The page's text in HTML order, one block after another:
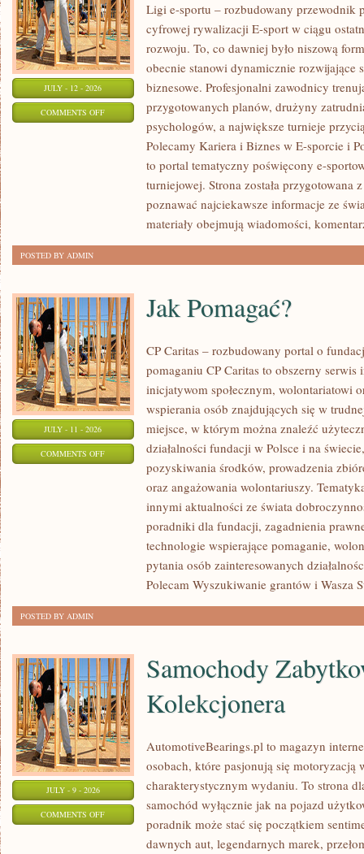
JULY - 12 - 2026
COMMENTS OFFON
LIGIESPORTU
Ligi e-sportu – rozbudowany przewodnik
cyfrowej rywalizacji E-sport w ciągu
rozwoju. To, co dawniej było niszową
obecnie stanowi dynamicznie rozwijające
biznesowe. Profesjonalni zawodnicy
przygotowanych planów, drużyny
psychologów, a największe turnieje
Polecamy Kariera i Biznes w E-sporcie i
to portal tematyczny poświęcony e-
turniejowej. Strona została przygotowana
poznawać najciekawsze informacje ze
materiały obejmują wiadomości,
POSTED BY ADMIN
JULY - 11 - 2026
COMMENTS OFFON
POMAGAĆ?
Jak Pomagać?
CP Caritas – rozbudowany portal o
pomaganiu CP Caritas to obszerny
inicjatywom społecznym, wolontariatowi
wspierania osób znajdujących się w
miejsce, w którym można znaleźć
działalności fundacji w Polsce i na
pozyskiwania środków, prowadzenia
oraz angażowania wolontariuszy.
innymi aktualności ze świata
poradniki dla fundacji, zagadnienia
technologie wspierające pomaganie,
pytania osób zainteresowanych
Polecam Wyszukiwanie grantów i Wasza
POSTED BY ADMIN
JULY - 9 - 2026
COMMENTS OFFON
SAMOCHODY
Samochody
Kolekcjonera
AutomotiveBearings.pl to magazyn
osobach, które pasjonują się motoryzacją
charakterystycznym wydaniu. To strona
samochód wyłącznie jak na pojazd
poradnik może stać się początkiem
dawnych aut, legendarnych marek,